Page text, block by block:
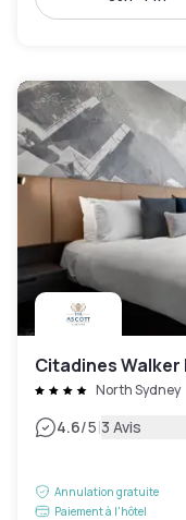
Citadines
North Sydney
4.6/5|3 Avis
Annulation gratuite
Paiement à l'hôtel